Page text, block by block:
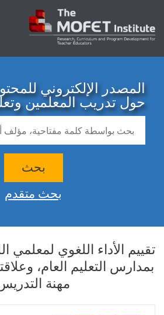
المصدر الإلكتروني
حول تدريب المعلمين
بحث
بحث متقدم
تقييم الأداء اللغوي لمعلمي
بمدارس التعليم العام،
مهنة